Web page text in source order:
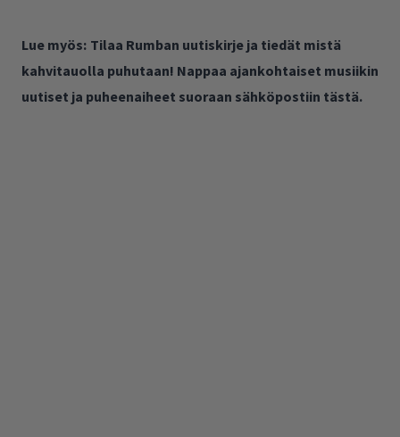
Lue myös: Tilaa Rumban uutiskirje ja tiedät mistä
kahvitauolla puhutaan! Nappaa ajankohtaiset musiikin
uutiset ja puheenaiheet suoraan sähköpostiin tästä.